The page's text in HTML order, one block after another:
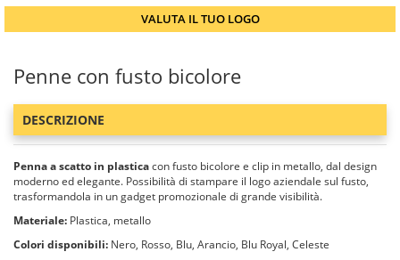
VALUTA IL TUO LOGO
Penne con fusto bicolore
DESCRIZIONE
Penna a scatto in plasticacon fusto bicolore e clip in metallo, dal design
moderno ed elegante. Possibilità di stampare il logo aziendale sul fusto,
trasformandola in un gadget promozionale di grande visibilità.
Materiale: Plastica, metallo
Colori disponibili: Nero, Rosso, Blu, Arancio, Blu Royal, Celeste